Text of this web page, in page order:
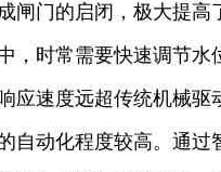
闸门的启闭，极大提高
，时常需要快速调节水
应速度远超传统机械驱
自动化程度较高。通过